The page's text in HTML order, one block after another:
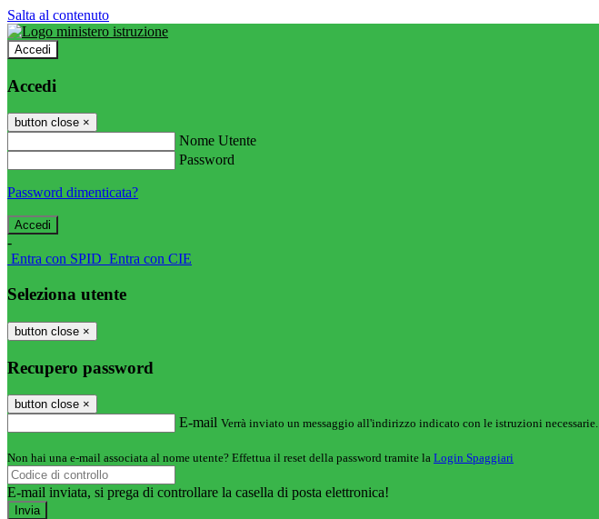
Salta al contenuto
Accedi
Accedi
button close ×
Nome Utente
Password
Password dimenticata?
-
Entra con SPID Entra con CIE
Seleziona utente
button close ×
Recupero password
button close ×
E-mail Verrà inviato un messaggio all'indirizzo indicato con le istruzioni necessarie.
Non hai una e-mail associata al nome utente? Effettua il reset della password tramite la Login Spaggiari
E-mail inviata, si prega di controllare la casella di posta elettronica!